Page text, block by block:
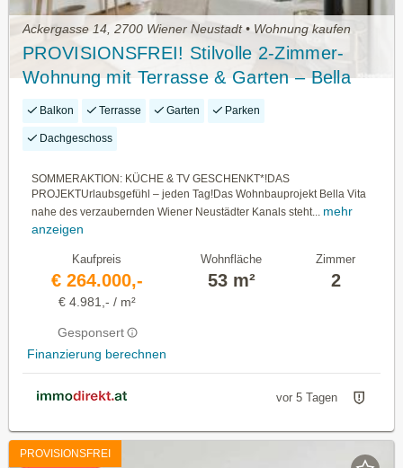
Ackergasse 14, 2700 Wiener Neustadt • Wohnung kaufen
PROVISIONSFREI! Stilvolle 2-Zimmer-
Wohnung mit Terrasse & Garten – Bella
Vita genießen
Balkon Terrasse Garten Parken
Dachgeschoss
SOMMERAKTION: KÜCHE & TV GESCHENKT*!DAS
PROJEKTUrlaubsgefühl – jeden Tag!Das Wohnbauprojekt Bella Vita
nahe des verzaubernden Wiener Neustädter Kanals steht... mehr
anzeigen
Kaufpreis
€ 264.000,-
€ 4.981,- / m²
Gesponsert
Finanzierung berechnen
Wohnfläche
53 m²
Zimmer
2
vor 5 Tagen
PROVISIONSFREI